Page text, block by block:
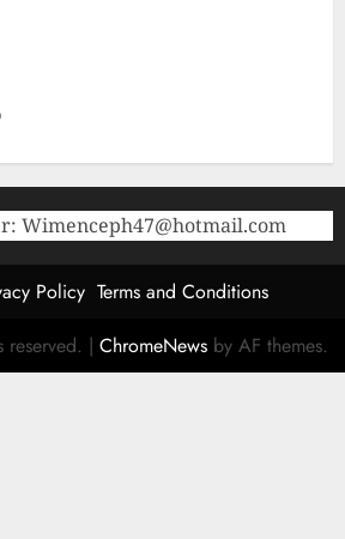
Wimenceph47@hotmail.com
Policy Terms and Conditions
| ChromeNews by AF themes.